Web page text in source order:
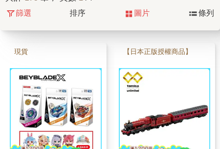
篩選 排序 圖片 條列
現貨 【日本正版授權商品】